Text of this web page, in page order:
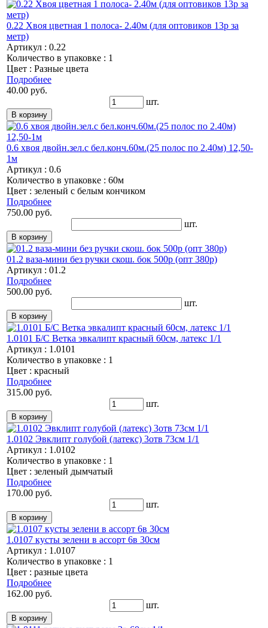
0.22 Хвоя цветная 1 полоса- 2.40м (для оптовиков 13р за
метр)
Артикул : 0.22
Количество в упаковке : 1
Цвет : Разные цвета
Подробнее
40.00 руб.
шт.
0.6 хвоя двойн.зел.с бел.конч.60м.(25 полос по 2.40м) 12,50-
1м
Артикул : 0.6
Количество в упаковке : 60м
Цвет : зеленый с белым кончиком
Подробнее
750.00 руб.
шт.
01.2 ваза-мини без ручки скош. бок 500р (опт 380р)
Артикул : 01.2
Подробнее
500.00 руб.
шт.
1.0101 Б/С Ветка эвкалипт красный 60см, латекс 1/1
Артикул : 1.0101
Количество в упаковке : 1
Цвет : красный
Подробнее
315.00 руб.
шт.
1.0102 Эвклипт голубой (латекс) 3отв 73см 1/1
Артикул : 1.0102
Количество в упаковке : 1
Цвет : зеленый дымчатый
Подробнее
170.00 руб.
шт.
1.0107 кусты зелени в ассорт 6в 30см
Артикул : 1.0107
Количество в упаковке : 1
Цвет : разные цвета
Подробнее
162.00 руб.
шт.